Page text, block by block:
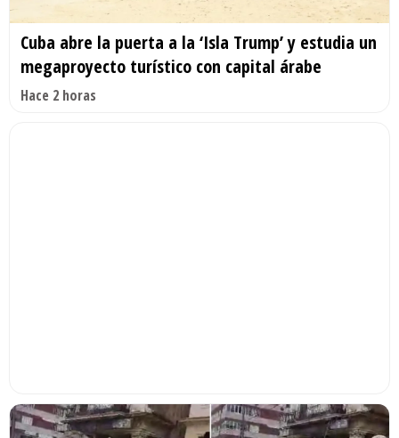
Cuba abre la puerta a la ‘Isla Trump’ y estudia un
megaproyecto turístico con capital árabe
Hace 2 horas